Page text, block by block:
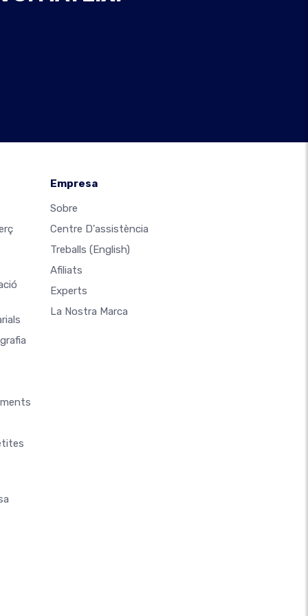
Empresa
Sobre
Centre D'assistència
Treballs (English)
Afiliats
Experts
La Nostra Marca